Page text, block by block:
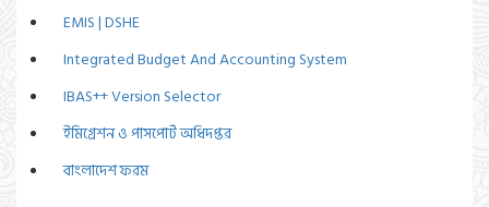
EMIS | DSHE
Integrated Budget And Accounting System
IBAS++ Version Selector
ইমিগ্রেশন ও পাসপোর্ট অধিদপ্তর
বাংলাদেশ ফরম